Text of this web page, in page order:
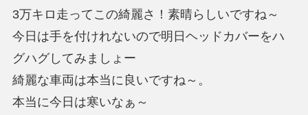
3万キロ走ってこの綺麗さ！素晴らしいですね～
今日は手を付けれないので明日ヘッドカバーをハ
グハグしてみましょー
綺麗な車両は本当に良いですね～。
本当に今日は寒いなぁ～